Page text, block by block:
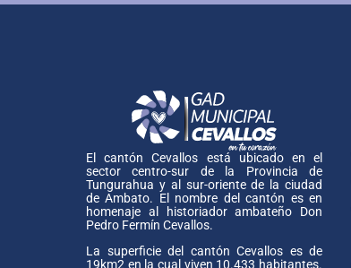
El cantón Cevallos está ubicado en el
sector centro-sur de la Provincia de
Tungurahua y al sur-oriente de la ciudad
de Ambato. El nombre del cantón es en
homenaje al historiador ambateño Don
Pedro Fermín Cevallos.
La superficie del cantón Cevallos es de